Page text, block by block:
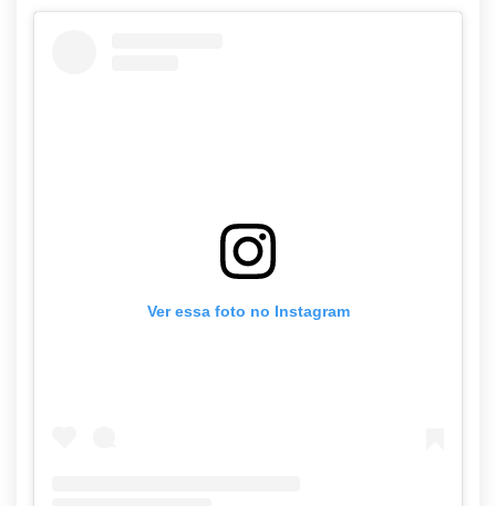
Ver essa foto no Instagram